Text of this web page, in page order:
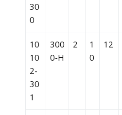
30
0
10
10
2-
30
1
300
0-H
2
1
0
12